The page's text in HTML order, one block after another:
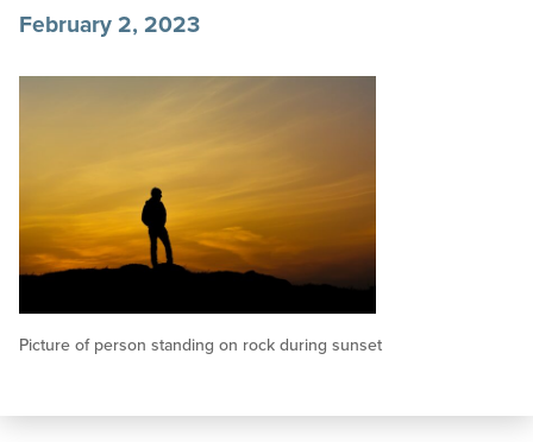
February 2, 2023
Picture of person standing on rock during sunset